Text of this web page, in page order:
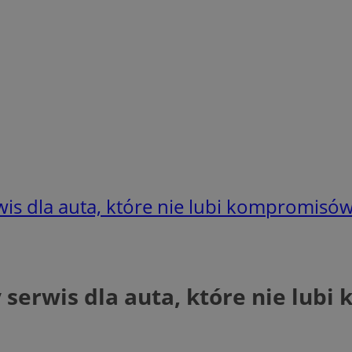
dla auta, które nie lubi
serwis dla auta, które nie lubi